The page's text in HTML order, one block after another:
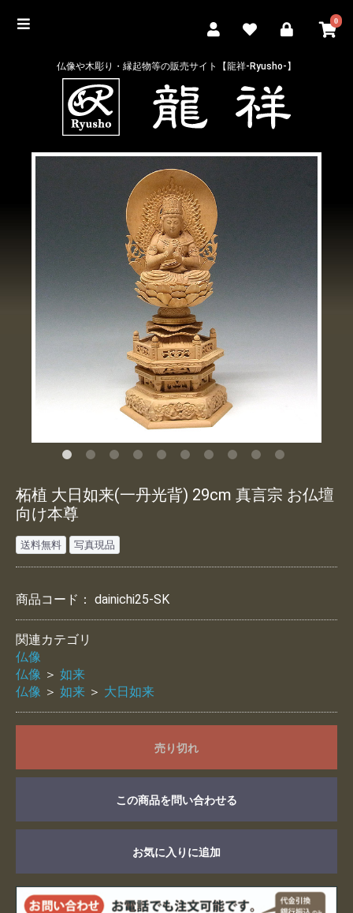
0
仏像や木彫り・縁起物等の販売サイト【龍祥-Ryusho-】
柘植 大日如来(一丹光背) 29cm 真言宗 お仏壇
向け本尊
送料無料 写真現品
商品コード： dainichi25-SK
関連カテゴリ
仏像
仏像 ＞ 如来
仏像 ＞ 如来 ＞ 大日如来
売り切れ
この商品を問い合わせる
お気に入りに追加